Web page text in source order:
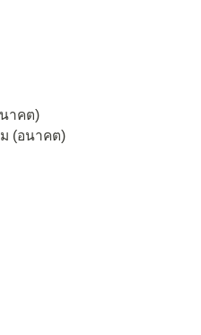
าคต)
(อนาคต)